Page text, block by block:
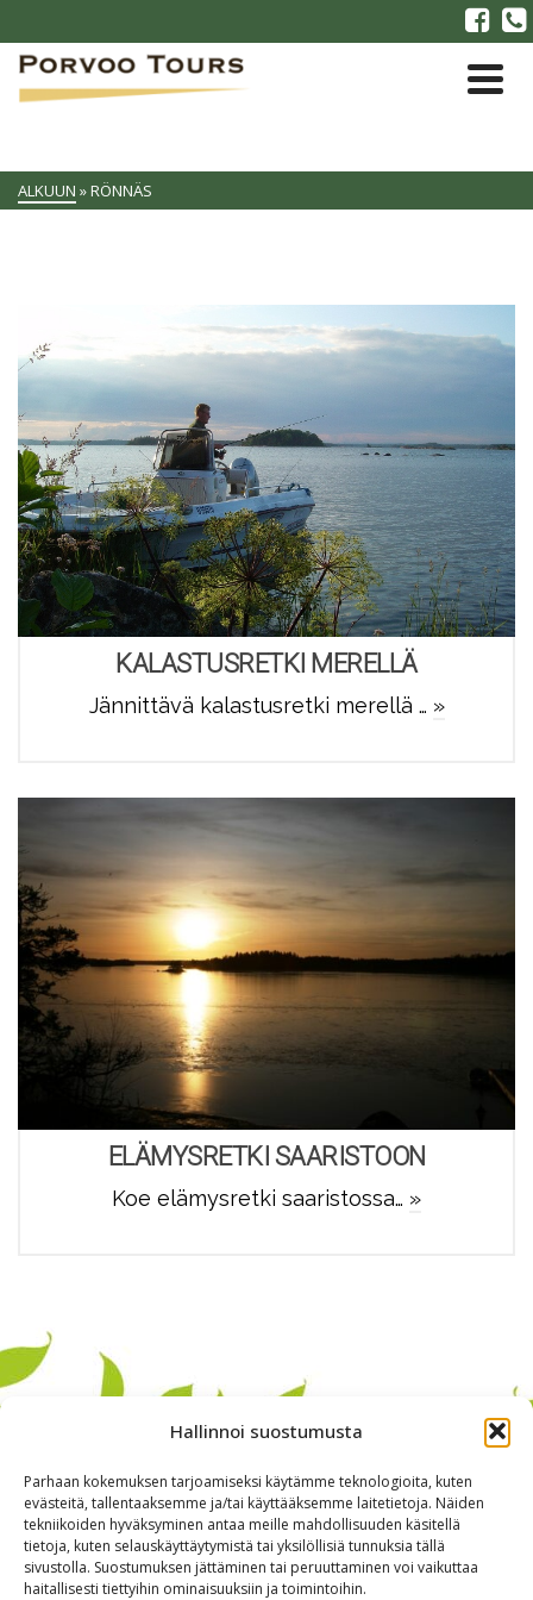
Hallinnoi suostumusta
Parhaan kokemuksen tarjoamiseksi käytämme teknologioita, kuten
evästeitä, tallentaaksemme ja/tai käyttääksemme laitetietoja. Näiden
tekniikoiden hyväksyminen antaa meille mahdollisuuden käsitellä
tietoja, kuten selauskäyttäytymistä tai yksilöllisiä tunnuksia tällä
sivustolla. Suostumuksen jättäminen tai peruuttaminen voi vaikuttaa
haitallisesti tiettyihin ominaisuuksiin ja toimintoihin.
ALKUUN »RÖNNÄS
KALASTUSRETKI MERELLÄ
Jännittävä kalastusretki merellä … »
ELÄMYSRETKI SAARISTOON
Koe elämysretki saaristossa… »